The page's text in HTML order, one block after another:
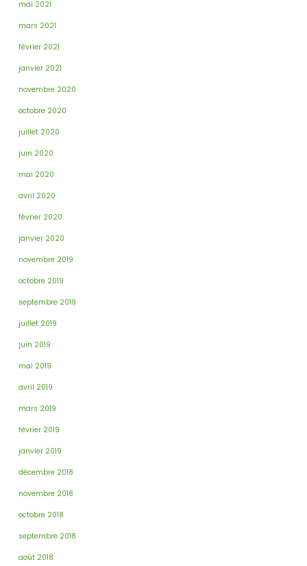
mai 2021
mars 2021
février 2021
janvier 2021
novembre 2020
octobre 2020
juillet 2020
juin 2020
mai 2020
avril 2020
février 2020
janvier 2020
novembre 2019
octobre 2019
septembre 2019
juillet 2019
juin 2019
mai 2019
avril 2019
mars 2019
février 2019
janvier 2019
décembre 2018
novembre 2018
octobre 2018
septembre 2018
août 2018